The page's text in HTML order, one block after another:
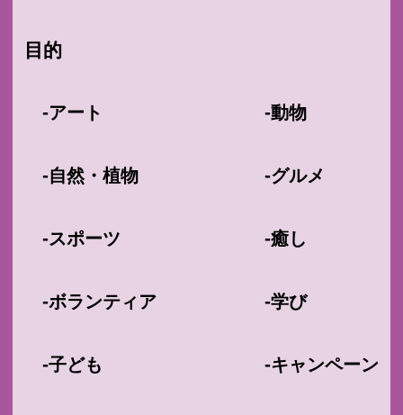
目的
-アート
-自然・植物
-スポーツ
-ボランティア
-子ども
-動物
-グルメ
-癒し
-学び
-キャンペーン